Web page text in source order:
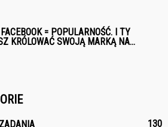
= POPULARNOŚĆ. I TY
KRÓLOWAĆ SWOJĄ MARKĄ NA...
130